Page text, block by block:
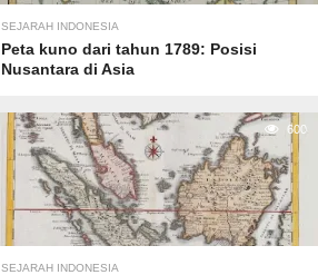
SEJARAH INDONESIA
Peta kuno dari tahun 1789: Posisi
Nusantara di Asia
600
SEJARAH INDONESIA